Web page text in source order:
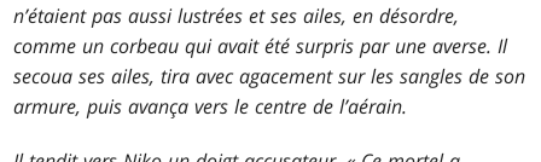
n’étaient pas aussi lustrées et ses ailes, en désordre,
comme un corbeau qui avait été surpris par une averse. Il
secoua ses ailes, tira avec agacement sur les sangles de son
armure, puis avança vers le centre de l’aérain.